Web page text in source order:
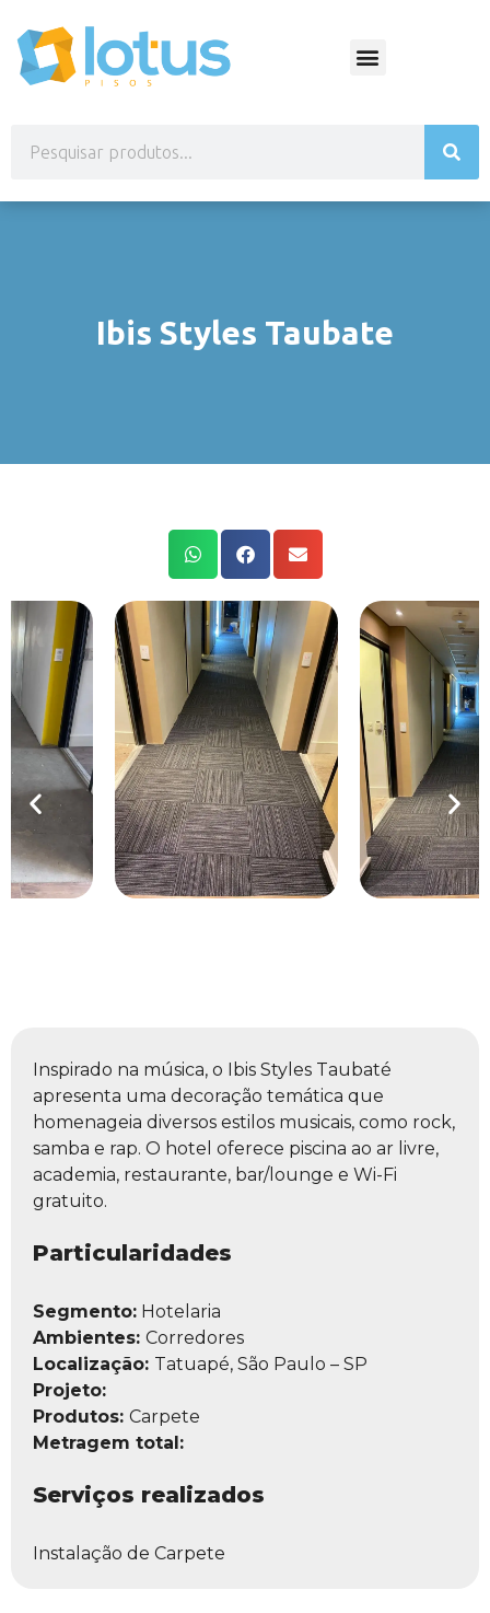
Ibis Styles Taubate
Inspirado na música, o Ibis Styles Taubaté
apresenta uma decoração temática que
homenageia diversos estilos musicais, como rock,
samba e rap. O hotel oferece piscina ao ar livre,
academia, restaurante, bar/lounge e Wi-Fi
gratuito.
Particularidades
Segmento: Hotelaria
Ambientes: Corredores
Localização: Tatuapé, São Paulo – SP
Projeto:
Produtos: Carpete
Metragem total:
Serviços realizados
Instalação de Carpete